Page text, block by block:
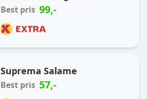
Best pris 99,-
Suprema Salame
Best pris 57,-